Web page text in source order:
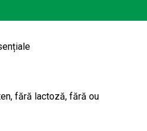
fără lactoză, fără ou